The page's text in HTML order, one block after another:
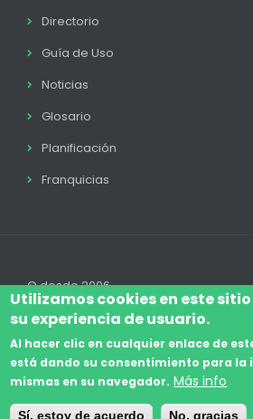
Directorio
Guía de Uso
Noticias
Glosario
Planificación
Franquicias
© desde 2006
Footer
Aviso Legal Legal
Utilizamos cookies en este
su experiencia de usuario.
Al hacer clic en cualquier enlace de
está dando su consentimiento para la
mismas en su navegador. Más info
Sí, estoy de acuerdo No, gracias